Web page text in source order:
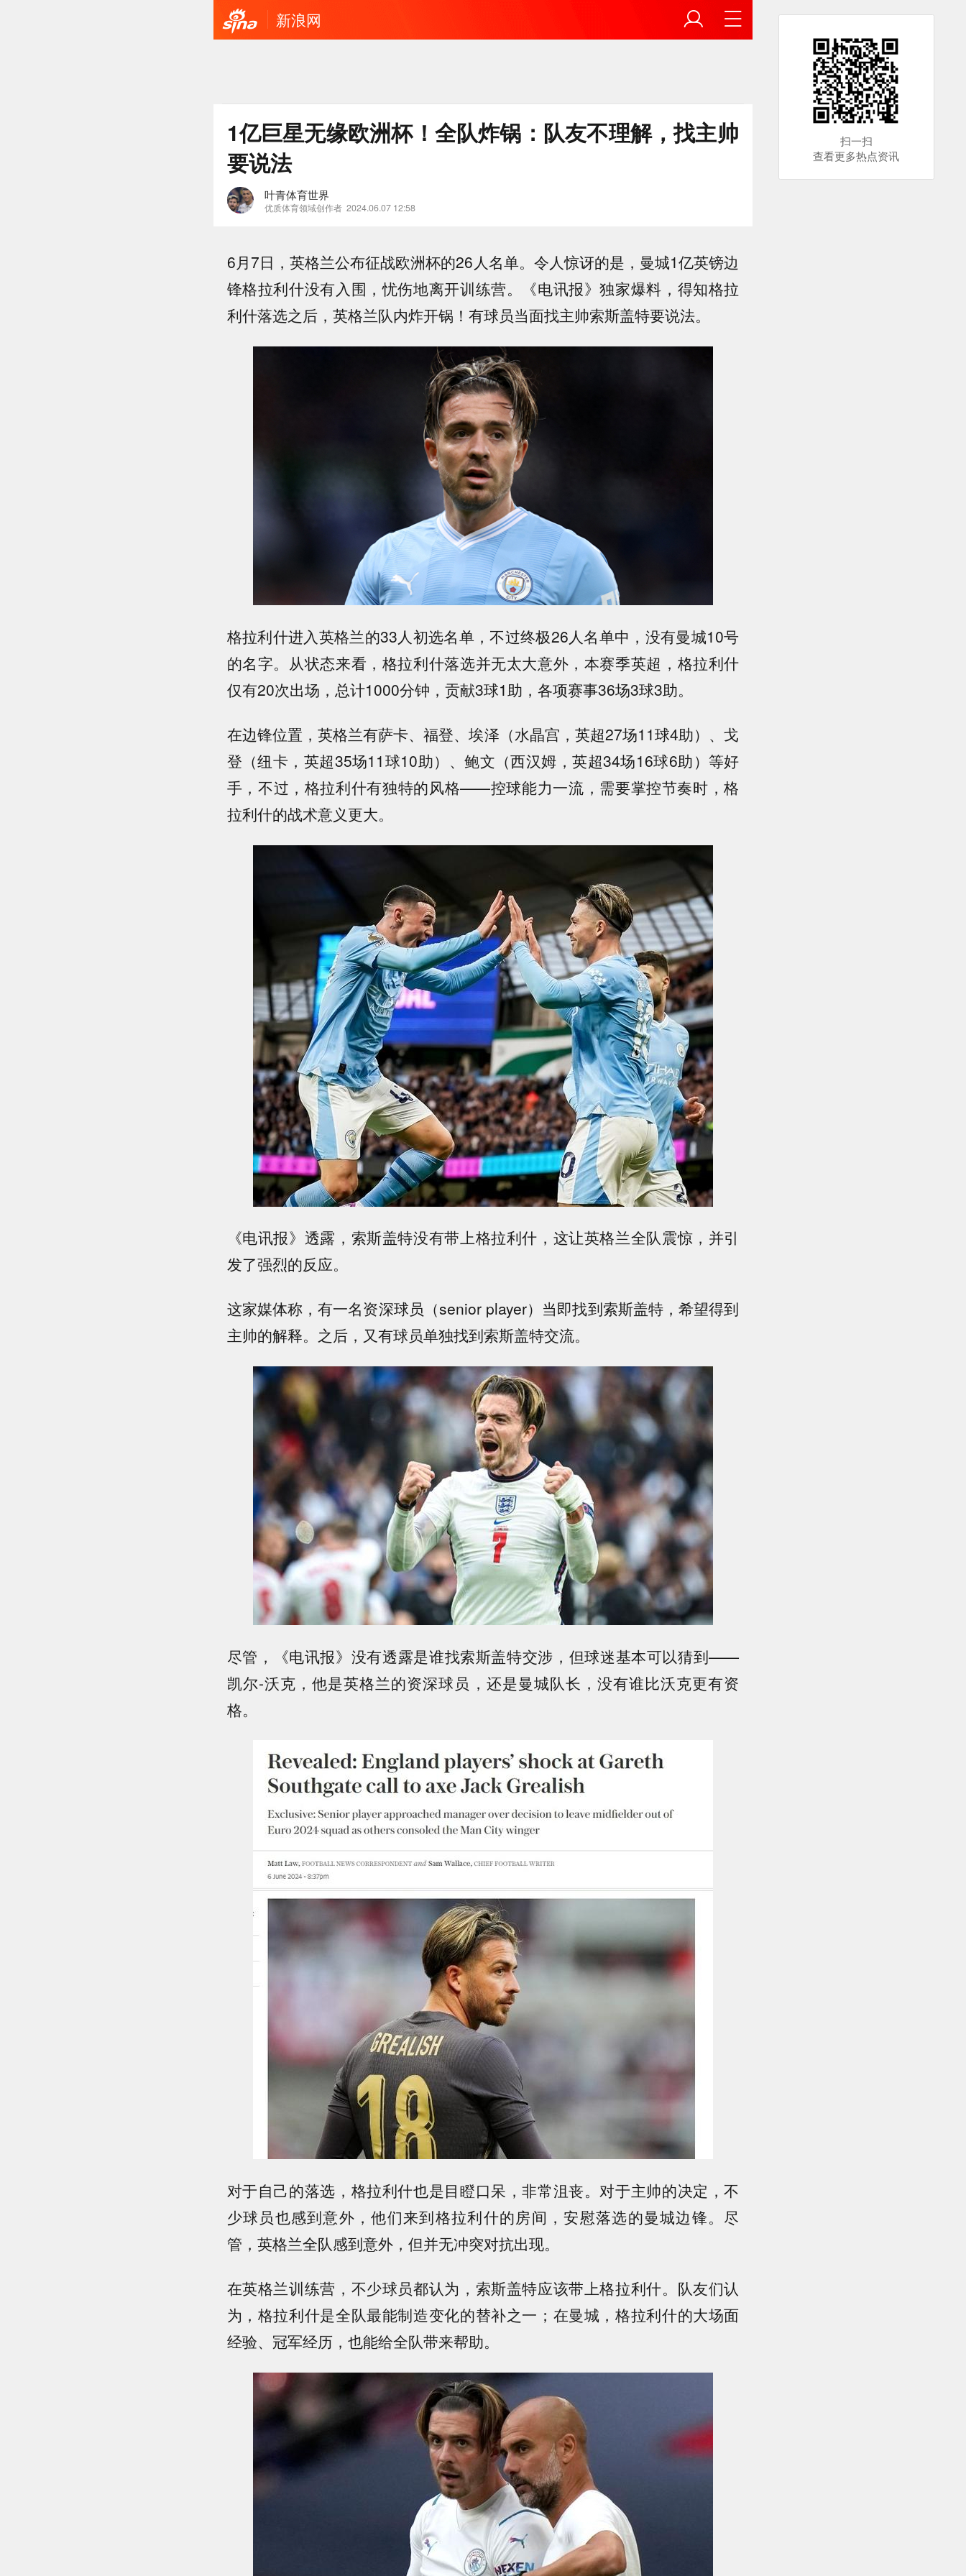
新浪网
1亿巨星无缘欧洲杯！全队炸锅：队友不理解，找主帅
要说法
叶青体育世界
优质体育领域创作者 2024.06.07 12:58
6月7日，英格兰公布征战欧洲杯的26人名单。令人惊讶的是，曼城1亿英镑边
锋格拉利什没有入围，忧伤地离开训练营。《电讯报》独家爆料，得知格拉
利什落选之后，英格兰队内炸开锅！有球员当面找主帅索斯盖特要说法。
格拉利什进入英格兰的33人初选名单，不过终极26人名单中，没有曼城10号
的名字。从状态来看，格拉利什落选并无太大意外，本赛季英超，格拉利什
仅有20次出场，总计1000分钟，贡献3球1助，各项赛事36场3球3助。
在边锋位置，英格兰有萨卡、福登、埃泽（水晶宫，英超27场11球4助）、戈
登（纽卡，英超35场11球10助）、鲍文（西汉姆，英超34场16球6助）等好
手，不过，格拉利什有独特的风格——控球能力一流，需要掌控节奏时，格
拉利什的战术意义更大。
《电讯报》透露，索斯盖特没有带上格拉利什，这让英格兰全队震惊，并引
发了强烈的反应。
这家媒体称，有一名资深球员（senior player）当即找到索斯盖特，希望得到
主帅的解释。之后，又有球员单独找到索斯盖特交流。
尽管，《电讯报》没有透露是谁找索斯盖特交涉，但球迷基本可以猜到——
凯尔-沃克，他是英格兰的资深球员，还是曼城队长，没有谁比沃克更有资
格。
对于自己的落选，格拉利什也是目瞪口呆，非常沮丧。对于主帅的决定，不
少球员也感到意外，他们来到格拉利什的房间，安慰落选的曼城边锋。尽
管，英格兰全队感到意外，但并无冲突对抗出现。
在英格兰训练营，不少球员都认为，索斯盖特应该带上格拉利什。队友们认
为，格拉利什是全队最能制造变化的替补之一；在曼城，格拉利什的大场面
经验、冠军经历，也能给全队带来帮助。
扫一扫
查看更多热点资讯